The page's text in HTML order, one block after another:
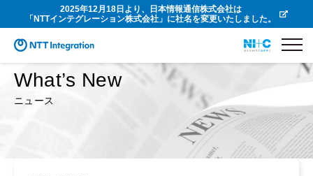
2025年12月18日より、日本情報通信株式会社は
「NTTインテグレーション株式会社」に社名を変更いたしました。
What’s New
ニュース